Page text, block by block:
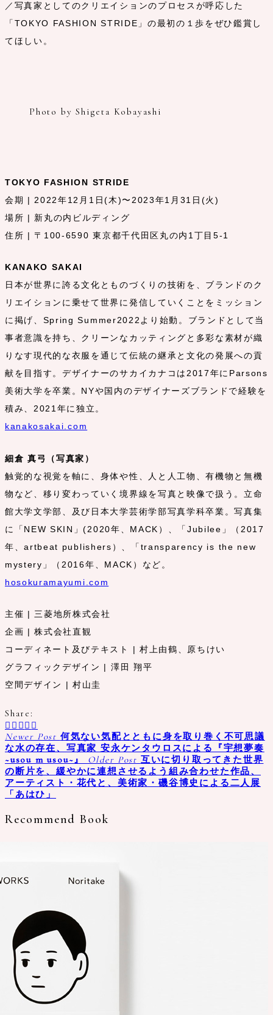
／写真家としてのクリエイションのプロセスが呼応した
「TOKYO FASHION STRIDE」の最初の１歩をぜひ鑑賞し
てほしい。
Photo by Shigeta Kobayashi
TOKYO FASHION STRIDE
会期 | 2022年12月1日(木)〜2023年1月31日(火)
場所 | 新丸の内ビルディング
住所 | 〒100-6590 東京都千代田区丸の内1丁目5-1
KANAKO SAKAI
日本が世界に誇る文化とものづくりの技術を、ブランドのク
リエイションに乗せて世界に発信していくことをミッション
に掲げ、Spring Summer2022より始動。ブランドとして当
事者意識を持ち、クリーンなカッティングと多彩な素材が織
りなす現代的な衣服を通じて伝統の継承と文化の発展への貢
献を目指す。デザイナーのサカイカナコは2017年にParsons
美術大学を卒業。NYや国内のデザイナーズブランドで経験を
積み、2021年に独立。
kanakosakai.com
細倉 真弓（写真家）
触覚的な視覚を軸に、身体や性、人と人工物、有機物と無機
物など、移り変わっていく境界線を写真と映像で扱う。立命
館大学文学部、及び日本大学芸術学部写真学科卒業。写真集
に「NEW SKIN」(2020年、MACK）、「Jubilee」（2017
年、artbeat publishers）、「transparency is the new
mystery」（2016年、MACK）など。
hosokuramayumi.com
主催 | 三菱地所株式会社
企画 | 株式会社直観
コーディネート及びテキスト | 村上由鶴、原ちけい
グラフィックデザイン | 澤田 翔平
空間デザイン | 村山圭
Share:
Newer Post 何気ない気配とともに身を取り巻く不可思議
な水の存在、写真家 安永ケンタウロスによる『宇想夢奏
~usou m usou~』 Older Post 互いに切り取ってきた世界
の断片を、緩やかに連想させるよう組み合わせた作品、
アーティスト・花代と、美術家・磯谷博史による二人展
「あはひ」
Recommend Book